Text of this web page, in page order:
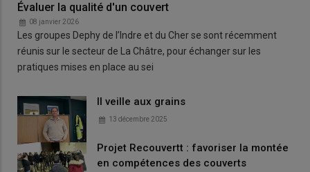
Évaluer la qualité d'un couvert
08 janvier 2026
Les groupes Dephy de l’Indre et du Cher se sont récemment
réunis sur le secteur de La Châtre, pour échanger sur les
pratiques mises en place au sei
Il veille aux grains
13 décembre 2025
Projet Recouvertt : favoriser la montée
en compétences des couverts